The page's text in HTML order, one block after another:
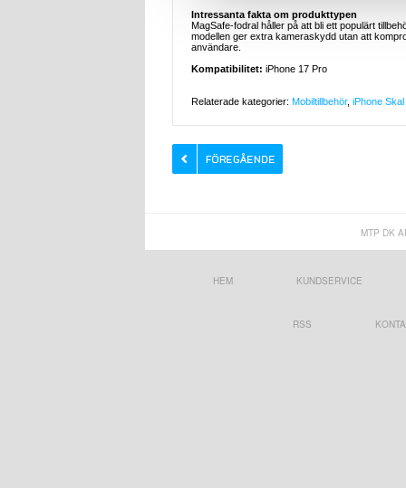
Intressanta fakta om produkttypen
MagSafe-fodral håller på att bli ett populärt
modellen ger extra kameraskydd utan att
användare.
Kompatibilitet: iPhone 17 Pro
Relaterade kategorier: Mobiltillbehör, iPhone
MTP DK
HEM KUNDSERVICE
RSS